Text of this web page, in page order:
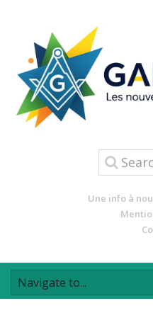
Une info à